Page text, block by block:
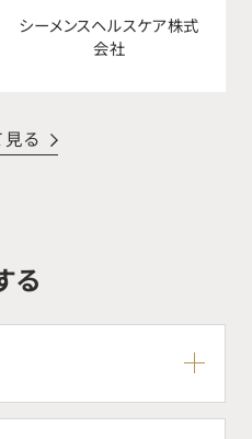
シーメンスヘルスケア株式
会社
見る
る